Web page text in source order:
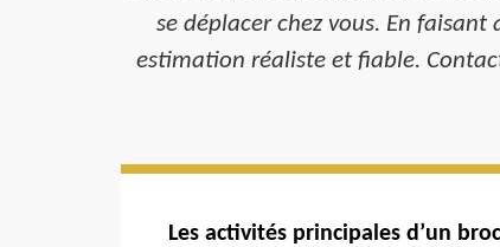
se déplacer chez vous. En
estimation réaliste et fiable.
Les activités principales d’un